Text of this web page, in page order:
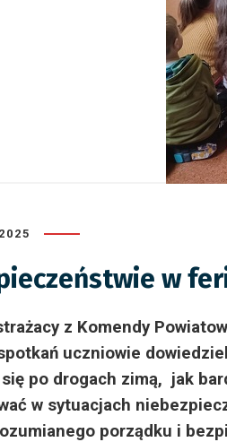
w
z Komendy
uczniowie
po drogach zimą, jak
w sytuacjach
porządku i